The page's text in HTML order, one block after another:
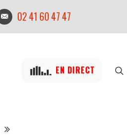
02 41 60 47 47
EN DIRECT